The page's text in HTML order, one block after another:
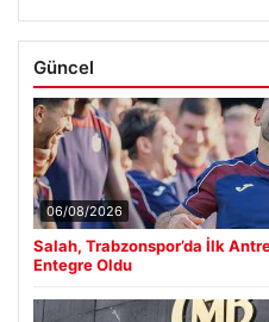
Güncel
06/08/2026
Salah, Trabzonspor’da İlk
Entegre Oldu